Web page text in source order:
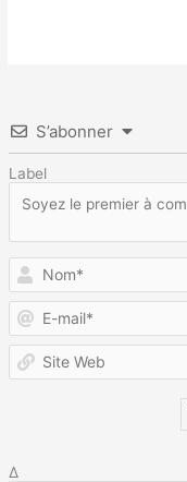
S’abonner
Label
Δ